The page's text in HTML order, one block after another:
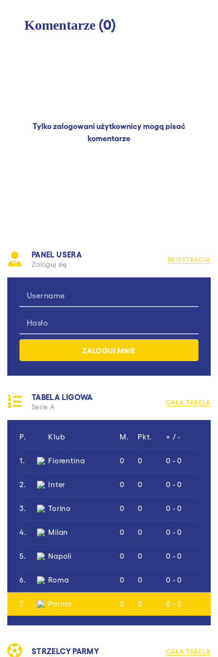
PANEL USERA
Zaloguj się
REJESTRACJA
TABELA LIGOWA
Serie A
CAŁA TABELA
P. Klub M. Pkt. + / -
1. Fiorentina 0 0 0 - 0
2. Inter 0 0 0 - 0
3. Torino 0 0 0 - 0
4. Milan 0 0 0 - 0
5. Napoli 0 0 0 - 0
6. Roma 0 0 0 - 0
7. Parma 0 0 0 - 0
STRZELCY PARMY CAŁA TABELA
Komentarze (0)
Tylko zalogowani użytkownicy mogą pisać
komentarze